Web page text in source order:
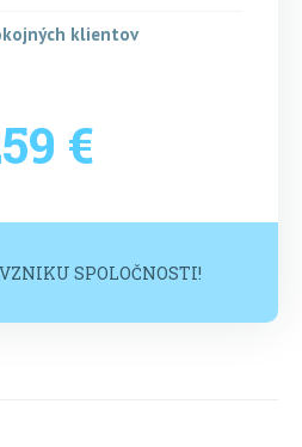
klientov
€
SPOLOČNOSTI!